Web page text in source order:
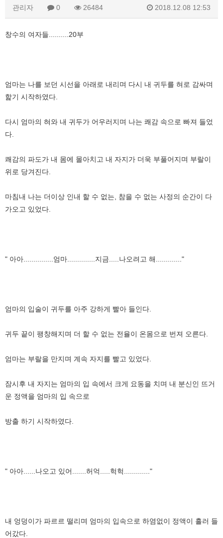
관리자 0 26484 2018.12.08 12:53
창수의 여자들..........20부
엄마는 나를 보던 시선을 아래로 내리며 다시 내 귀두를 혀로 감싸며
핥기 시작하였다.
다시 엄마의 혀와 내 귀두가 어우러지며 나는 쾌감 속으로 빠져 들었
다.
쾌감의 파도가 내 몸에 몰아치고 내 자지가 더욱 부풀어지며 부랄이
위로 당겨진다.
마침내 나는 더이상 인내 할 수 없는, 참을 수 없는 사정의 순간이 다
가오고 있었다.
" 아아...............엄마..............지금.....나오려고 해............."
엄마의 입술이 귀두를 아주 강하게 빨아 들인다.
귀두 끝이 팽창해지며 더 할 수 없는 전율이 온몸으로 번져 오른다.
엄마는 부랄을 만지며 계속 자지를 빨고 있었다.
잠시후 내 자지는 엄마의 입 속에서 크게 요동을 치며 내 분신인 뜨거
운 정액을 엄마의 입 속으로
방출 하기 시작하였다.
" 아아......나오고 있어.......허억.....헉헉............."
내 엉덩이가 파르르 떨리며 엄마의 입속으로 하염없이 정액이 흘러 들
어갔다.